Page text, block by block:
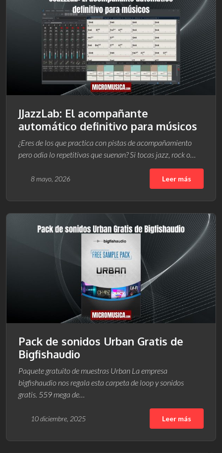
JJazzLab: El acompañante
automático definitivo para músicos
¿Eres de los que practica con pistas de acompañamiento
pero odia lo repetitivas que suenan? Si tocas jazz, rock o…
8 mayo, 2026 Leer más
Pack de sonidos Urban Gratis de
Bigfishaudio
Paquete gratuito de muestras Urban La empresa
bigfishaudio nos regala esta carpeta de loop y sonidos
gratis. 559 mega de…
10 diciembre, 2025 Leer más